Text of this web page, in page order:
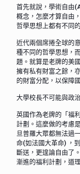
首先就說，學術自由
概念，怎麼才算自由
哲學思想上都有不同
近代兩個席捲全球的
種不同的哲學思想，
題。就算是老牌的美
擁有私有財富之餘，
的財富分配，以保障
大學校長不可能與政
英國作為老牌的「福
計劃。這麼做的考慮
旦普羅大眾都無法過
命(如法國大革命) ，
斷送，更遑論自由了
漸進的福利計劃，道